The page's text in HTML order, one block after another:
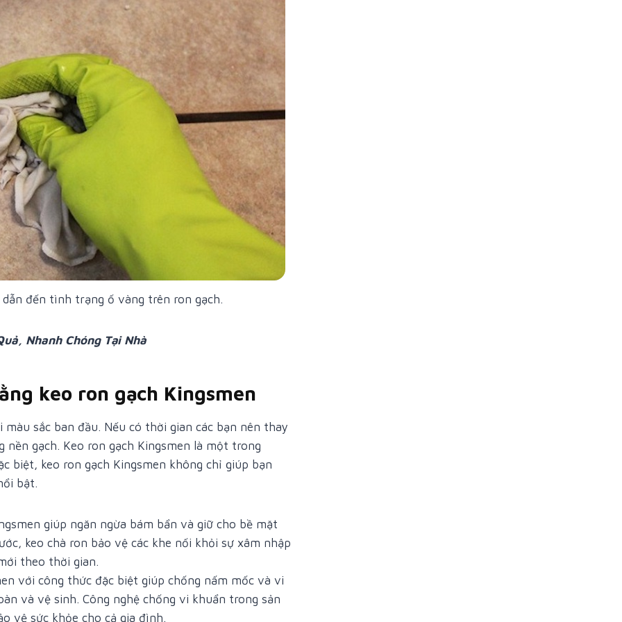
đến tình trạng ố vàng trên ron gạch.
Nhanh Chóng Tại Nhà
keo ron gạch Kingsmen
sắc ban đầu. Nếu có thời gian các bạn nên thay
gạch. Keo ron gạch Kingsmen là một trong
biệt, keo ron gạch Kingsmen không chỉ giúp bạn
bật.
giúp ngăn ngừa bám bẩn và giữ cho bề mặt
keo chà ron bảo vệ các khe nối khỏi sự xâm nhập
theo thời gian.
với công thức đặc biệt giúp chống nấm mốc và vi
và vệ sinh. Công nghệ chống vi khuẩn trong sản
vệ sức khỏe cho cả gia đình.